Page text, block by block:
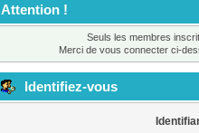
Attention !
Seuls les membres
Merci de vous connecter ci-
Identifiez-vous